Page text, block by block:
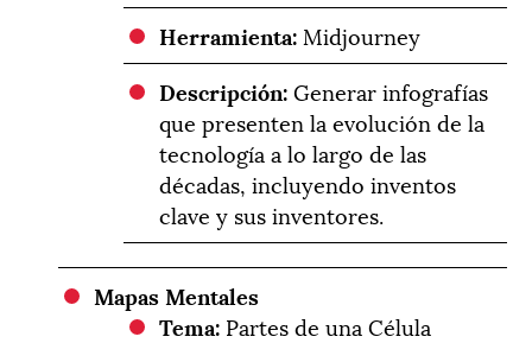
Herramienta:Midjourney
Descripción:Generar infografías
que presenten la evolución de la
tecnología a lo largo de las
décadas, incluyendo inventos
clave y sus inventores.
Mapas Mentales
Tema:Partes de una Célula